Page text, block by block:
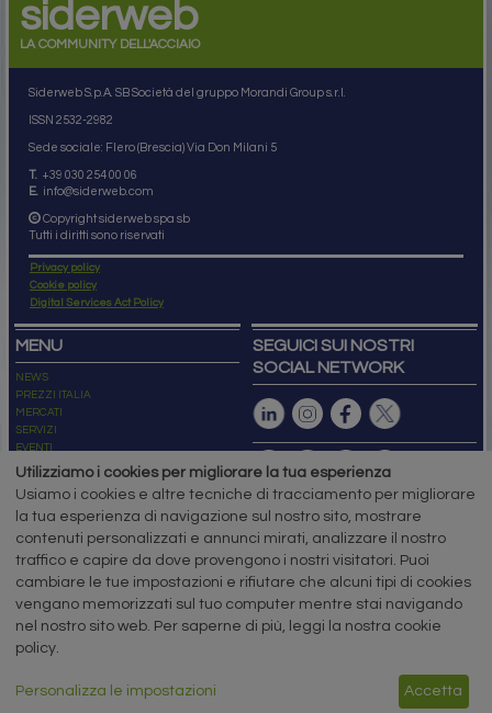
siderweb
LA COMMUNITY DELL'ACCIAIO
Siderweb S.p.A. SB Società del gruppo Morandi Group s.r.l.
ISSN 2532-2982
Sede sociale: Flero (Brescia) Via Don Milani 5
T. +39 030 254 00 06
E.
info@siderweb.com
Copyright siderweb spa sb
Tutti i diritti sono riservati
Privacy policy
Cookie policy
Digital Services Act Policy
MENU
NEWS
PREZZI ITALIA
MERCATI
SERVIZI
EVENTI
ABBONAMENTI
NEWSLETTER
SEGUICI SUI NOSTRI
SOCIAL NETWORK
Capitale Sociale: 190.000€ interamente versato
Registro delle Imprese di Brescia
Codice Fiscale e Partita I.V.A.:IT03562320170
R.E.A. n. 419331
www.siderweb.com: Autorizzazione del Tribunale di Brescia n. 11/2004 del 17
marzo 2004, Iscrizione al R.O.C. n. 26116.
Direttrice Responsabile:
Elisa Bonomelli
Stefano Gennari
Utilizziamo i cookies per migliorare la tua esperienza
Usiamo i cookies e altre tecniche di tracciamento per migliorare
la tua esperienza di navigazione sul nostro sito, mostrare
contenuti personalizzati e annunci mirati, analizzare il nostro
traffico e capire da dove provengono i nostri visitatori. Puoi
cambiare le tue impostazioni e rifiutare che alcuni tipi di cookies
vengano memorizzati sul tuo computer mentre stai navigando
nel nostro sito web. Per saperne di più, leggi la nostra cookie
policy.
Personalizza le impostazioni Accetta